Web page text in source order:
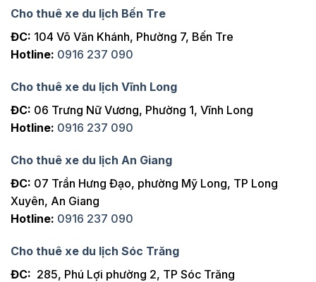
Cho thuê xe du lịch Bến Tre
ĐC: 104 Võ Văn Khánh, Phường 7, Bến Tre
Hotline: 0916 237 090
Cho thuê xe du lịch Vĩnh Long
ĐC: 06 Trưng Nữ Vương, Phường 1, Vĩnh Long
Hotline: 0916 237 090
Cho thuê xe du lịch An Giang
ĐC: 07 Trần Hưng Đạo, phường Mỹ Long, TP Long
Xuyên, An Giang
Hotline: 0916 237 090
Cho thuê xe du lịch Sóc Trăng
ĐC: 285, Phú Lợi phường 2, TP Sóc Trăng